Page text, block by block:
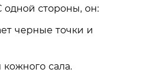
стороны, он:
черные точки и
сала.